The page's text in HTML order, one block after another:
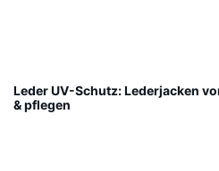
Leder UV-Schutz: Lederjacken
& pflegen